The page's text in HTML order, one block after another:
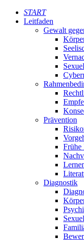
START
Leitfaden
Gewalt
Prävention
Frühe
Diagnostik